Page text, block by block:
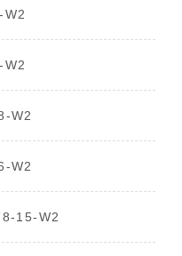
W2
W2
W2
W2
15-W2